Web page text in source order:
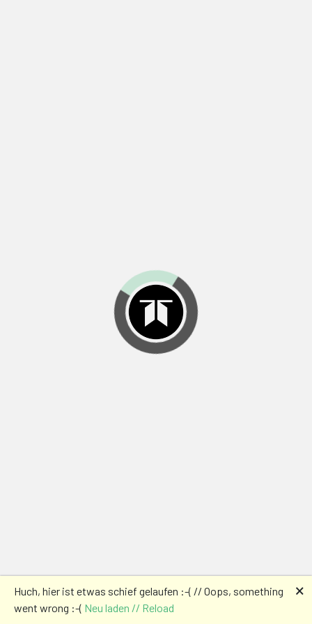
Huch, hier ist etwas schief gelaufen :-( // Oops, something
went wrong :-( Neu laden // Reload
🗙